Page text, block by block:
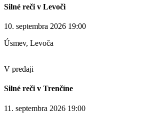
Silné reči v Levoči
10. septembra 2026 19:00
Úsmev, Levoča
V predaji
Silné reči v Trenčíne
11. septembra 2026 19:00